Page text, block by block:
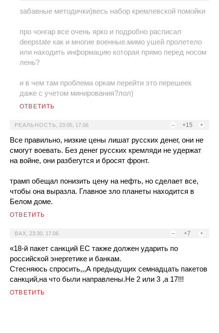
забавные методички)весь набор кремлевской помойки
про чонгар все очень ярко и подробно расписал
deepstate как и многие военные.мимо ушей пролетело
или находить информацию которая прямо перед носом
лень?
и в чем там проблема оркам перейти это перешеек
даже с учетом минирования?лол)
ОТВЕТИТЬ
– +15 +
РЕАЛЬНОСТЬ 23:05, 17.06
Все правильно, низкие цены лишат русских денег, они не
смогут воевать. Без денег русских кремляди не удержат
на войне, они разбегутся и бросят фронт.
трамп обещал понизить цену на нефть, но сделает все,
чтобы она выразла. Главное зло планеты находится в
Белом доме.
ОТВЕТИТЬ
– +7 +
BAX 23:30, 17.06
«18-й пакет санкций ЕС также должен ударить по
российской энергетике и банкам.
Стесняюсь спросить,,,А предыдущих семнадцать пакетов
санкций,на что были направлены.Не 2 или 3 ,а 17!!!
ОТВЕТИТЬ